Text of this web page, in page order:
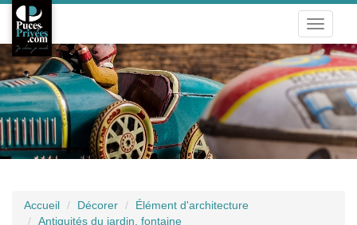
Toggle
Accueil Décorer
Élément d'architecture
Antiquités du jardin, fontaine